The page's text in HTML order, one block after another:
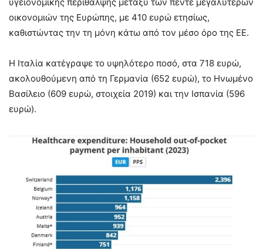
οικονομιών της Ευρώπης, με 410 ευρώ ετησίως,
καθιστώντας την τη μόνη κάτω από τον μέσο όρο της ΕΕ.
Η Ιταλία κατέγραψε το υψηλότερο ποσό, στα 718 ευρώ,
ακολουθούμενη από τη Γερμανία (652 ευρώ), το Ηνωμένο
Βασίλειο (609 ευρώ, στοιχεία 2019) και την Ισπανία (596
ευρώ).